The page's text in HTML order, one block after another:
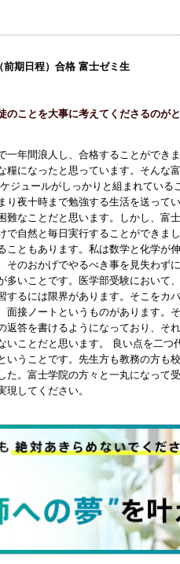
期日程）合格 富士ゼミ生
ことを大事に考えてくださるのがと
一年間浪人し、合格することができ
糧になったと思っています。そんな
ジュールがしっかりと組まれている
り夜十時まで勉強する生活を送って
難なことだと思います。しかし、富
で自然と毎日実行することができま
こともあります。私は数学と化学が
そのおかげでやるべき事を見失わず
多いことです。医学部受験において
するには限界があります。そこをカ
面接ノートというものがあります。
返答を書けるようになっており、そ
いことだと思います。 良い点を二つ
いうことです。先生方も教務の方も
た。富士学院の方々と一丸になって
してください。